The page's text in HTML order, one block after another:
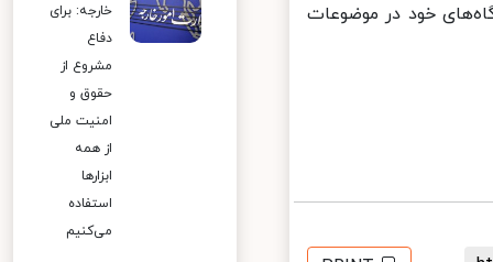
خود در موضوعات
خارجه: برای
دفاع
مشروع از
حقوق و
امنیت ملی
از همه
ابزارها
استفاده
می‌کنیم